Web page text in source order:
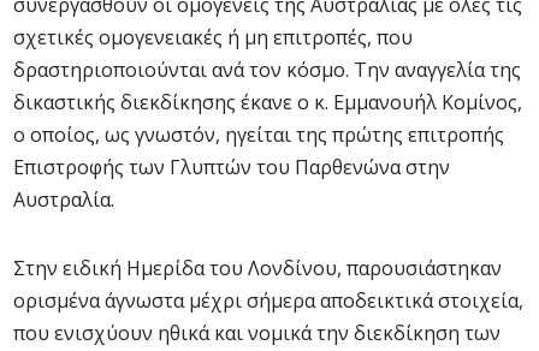
σχετικές ομογενειακές ή μη επιτροπές, που
δραστηριοποιούνται ανά τον κόσμο. Την αναγγελία της
δικαστικής διεκδίκησης έκανε ο κ. Εμμανουήλ Κομίνος,
ο οποίος, ως γνωστόν, ηγείται της πρώτης επιτροπής
Επιστροφής των Γλυπτών του Παρθενώνα στην
Αυστραλία.
Στην ειδική Ημερίδα του Λονδίνου, παρουσιάστηκαν
ορισμένα άγνωστα μέχρι σήμερα αποδεικτικά στοιχεία,
που ενισχύουν ηθικά και νομικά την διεκδίκηση των